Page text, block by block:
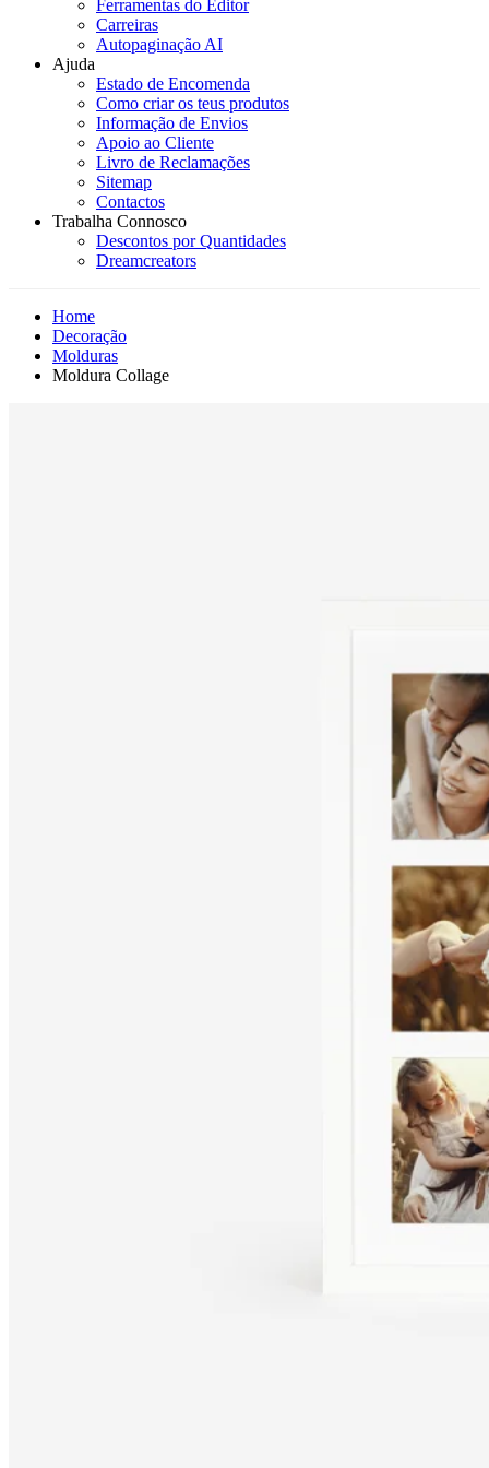
Ferramentas do Editor
Carreiras
Autopaginação AI
Ajuda
Estado de Encomenda
Como criar os teus produtos
Informação de Envios
Apoio ao Cliente
Livro de Reclamações
Sitemap
Contactos
Trabalha Connosco
Descontos por Quantidades
Dreamcreators
Home
Decoração
Molduras
Moldura Collage